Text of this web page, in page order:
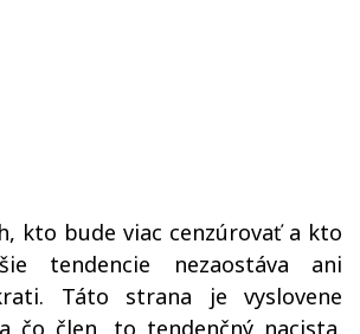
kto bude viac cenzúrovať a kto
tendencie nezaostáva ani
Táto strana je vyslovene
čo člen, to tendenčný nacista.